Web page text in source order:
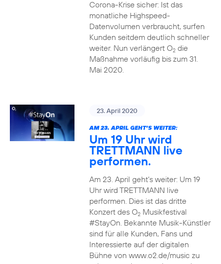
Corona-Krise sicher: Ist das
monatliche Highspeed-
Datenvolumen verbraucht, surfen
Kunden seitdem deutlich schneller
weiter. Nun verlängert O2die
Maßnahme vorläufig bis zum 31.
Mai 2020.
23. April 2020
AM 23. APRIL GEHT’S WEITER:
Um 19 Uhr wird
TRETTMANN live
performen.
Am 23. April geht’s weiter: Um 19
Uhr wird TRETTMANN live
performen. Dies ist das dritte
Konzert des O2Musikfestival
#StayOn. Bekannte Musik-Künstler
sind für alle Kunden, Fans und
Interessierte auf der digitalen
Bühne von www.o2.de/music zu